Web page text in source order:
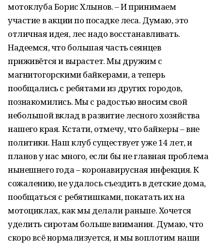
мотоклуба Борис Хлынов. – И принимаем
участие в акции по посадке леса. Думаю, это
отличная идея, лес надо восстанавливать.
Надеемся, что большая часть сеянцев
приживётся и вырастет. Мы дружим с
магнитогорскими байкерами, а теперь
пообщались с ребятами из других городов,
познакомились. Мы с радостью вносим свой
небольшой вклад в развитие лесного хозяйства
нашего края. Кстати, отмечу, что байкеры – вне
политики. Наш клуб существует уже 14 лет, и
планов у нас много, если бы не главная проблема
нынешнего года – коронавирусная инфекция. К
сожалению, не удалось съездить в детские дома,
пообщаться с ребятишками, покатать их на
мотоциклах, как мы делали раньше. Хочется
уделить сиротам больше внимания. Думаю, что
скоро всё нормализуется, и мы воплотим наши